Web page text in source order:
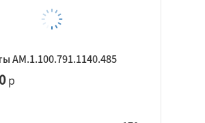
AM.1.100.791.1140.485
р